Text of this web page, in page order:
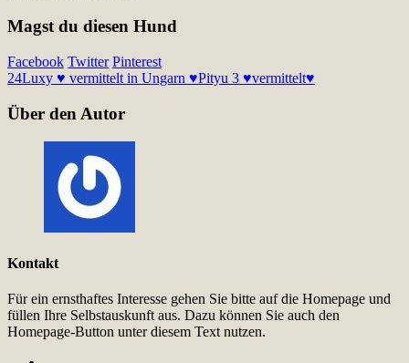
Magst du diesen Hund
Facebook Twitter Pinterest
24Luxy ♥ vermittelt in Ungarn ♥Pityu 3 ♥vermittelt♥
Über den Autor
Kontakt
Für ein ernsthaftes Interesse gehen Sie bitte auf die Homepage und
füllen Ihre Selbstauskunft aus. Dazu können Sie auch den
Homepage-Button unter diesem Text nutzen.